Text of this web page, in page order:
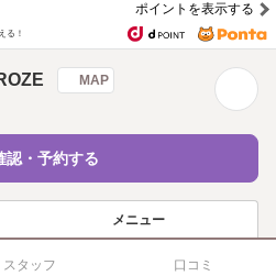
ポイントを表示する
る！
MAP
認・予約する
メニュー
スタッフ 口コミ